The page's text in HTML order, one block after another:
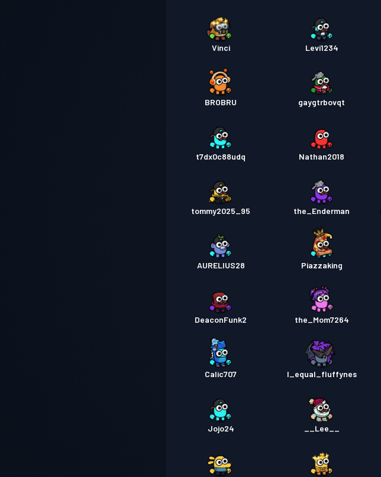
Vinci Levi1234
BROBRU gaygtrbovqt
t7dx0c88udq Nathan2018
tommy2025_95 the_Enderman
AURELIUS28 Piazzaking
DeaconFunk2 the_Mom7264
Calic707 I_equal_fluffynes
Jojo24 __Lee__